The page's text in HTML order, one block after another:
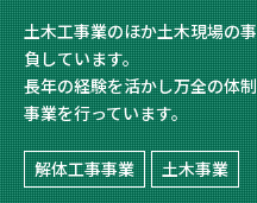
土木工事業のほか土木現場の
負しています。
長年の経験を活かし万全の体
事業を行っています。
解体工事事業 土木事業